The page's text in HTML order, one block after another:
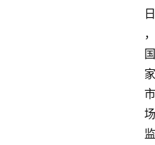
日
，
国
家
市
场
监